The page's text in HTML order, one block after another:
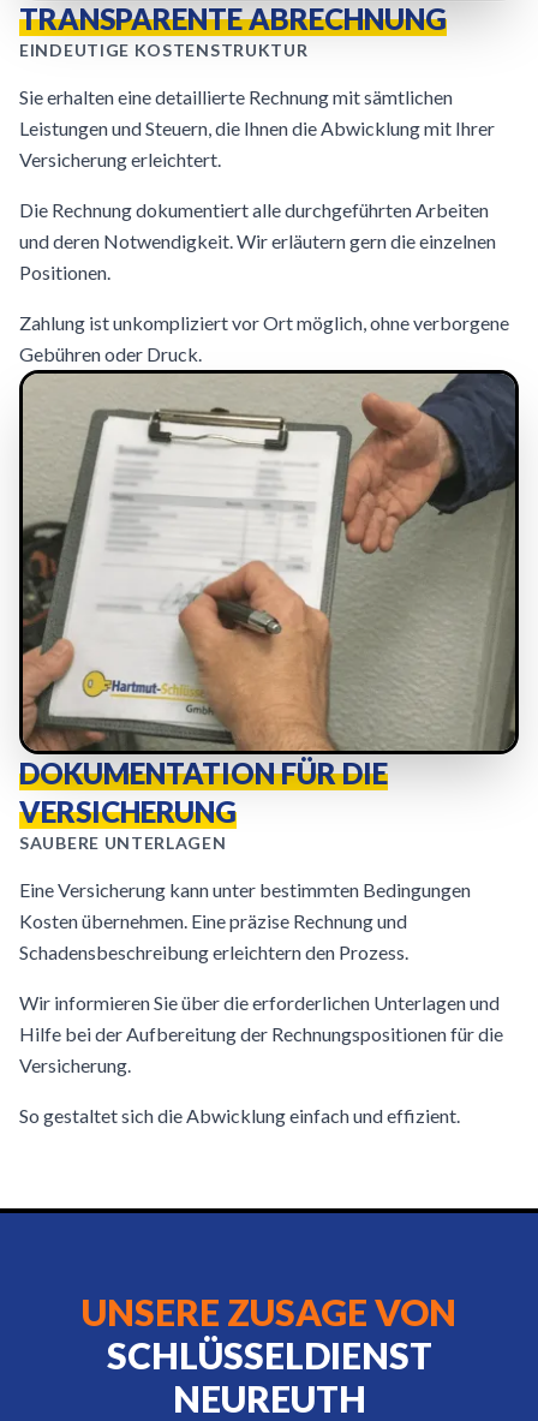
TRANSPARENTE ABRECHNUNG
EINDEUTIGE KOSTENSTRUKTUR
Sie erhalten eine detaillierte Rechnung mit sämtlichen
Leistungen und Steuern, die Ihnen die Abwicklung mit Ihrer
Versicherung erleichtert.
Die Rechnung dokumentiert alle durchgeführten Arbeiten
und deren Notwendigkeit. Wir erläutern gern die einzelnen
Positionen.
Zahlung ist unkompliziert vor Ort möglich, ohne verborgene
Gebühren oder Druck.
DOKUMENTATION FÜR DIE
VERSICHERUNG
SAUBERE UNTERLAGEN
Eine Versicherung kann unter bestimmten Bedingungen
Kosten übernehmen. Eine präzise Rechnung und
Schadensbeschreibung erleichtern den Prozess.
Wir informieren Sie über die erforderlichen Unterlagen und
Hilfe bei der Aufbereitung der Rechnungspositionen für die
Versicherung.
So gestaltet sich die Abwicklung einfach und effizient.
UNSERE ZUSAGE VON
SCHLÜSSELDIENST
NEUREUTH